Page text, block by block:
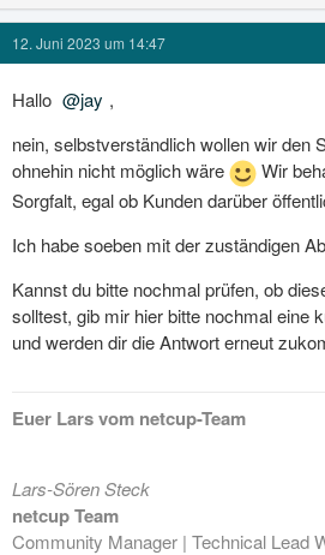
12. Juni 2023 um 14:47
Hallo jay ,
nein, selbstverständlich wollen wir den
ohnehin nicht möglich wäre
Wir
Sorgfalt, egal ob Kunden darüber
Ich habe soeben mit der zuständigen
Kannst du bitte nochmal prüfen, ob
solltest, gib mir hier bitte nochmal eine
und werden dir die Antwort erneut
Euer Lars vom netcup-Team
Lars-Sören Steck
netcup Team
Community Manager | Technical Lead